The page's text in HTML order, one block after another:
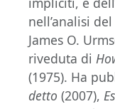
nell’analisi
James O.
riveduta di
(1975). Ha
detto (2007),